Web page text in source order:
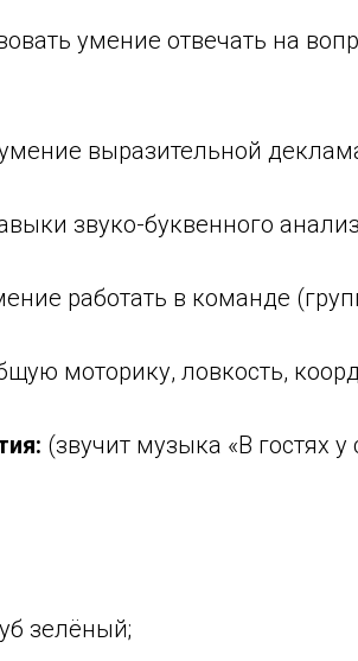
умение отвечать на
выразительной
звуко-буквенного
работать в команде
моторику, ловкость,
(звучит музыка «В гостях
зелёный;